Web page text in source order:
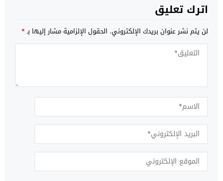
اترك تعليق
لن يتم نشر عنوان بريدك الإلكتروني. الحقول الإلزامية مشار إليها بـ*